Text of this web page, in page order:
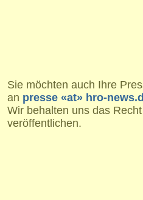
Sie möchten auch Ihre
an presse «at» hro-
Wir behalten uns das
veröffentlichen.